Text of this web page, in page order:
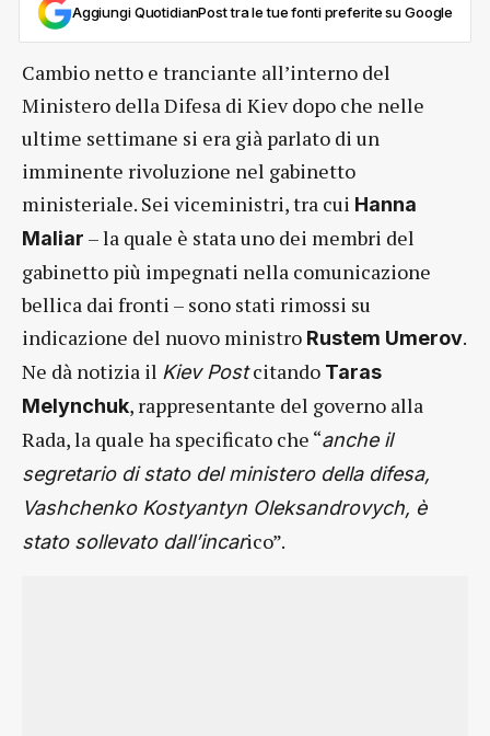
Aggiungi QuotidianPost tra le tue fonti preferite su Google
Cambio netto e tranciante all’interno del
Ministero della Difesa di Kiev dopo che nelle
ultime settimane si era già parlato di un
imminente rivoluzione nel gabinetto
ministeriale. Sei viceministri, tra cui Hanna
Maliar – la quale è stata uno dei membri del
gabinetto più impegnati nella comunicazione
bellica dai fronti – sono stati rimossi su
indicazione del nuovo ministro Rustem Umerov.
Ne dà notizia il Kiev Postcitando Taras
Melynchuk, rappresentante del governo alla
Rada, la quale ha specificato che “anche il
segretario di stato del ministero della difesa,
Vashchenko Kostyantyn Oleksandrovych, è
stato sollevato dall’incarico”.